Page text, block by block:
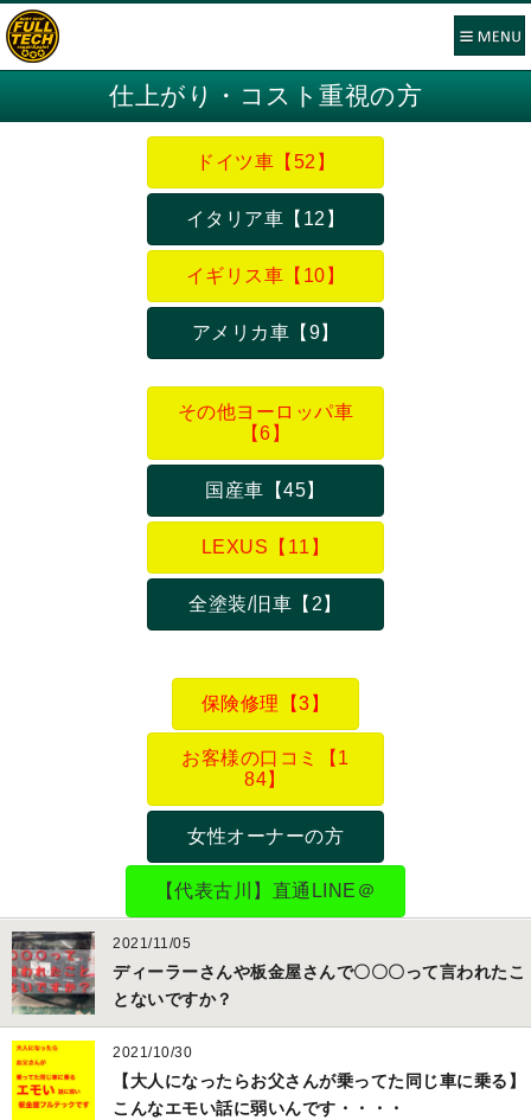
仕上がり・コスト重視の方
ドイツ車【52】
イタリア車【12】
イギリス車【10】
アメリカ車【9】
その他ヨーロッパ車
【6】
国産車【45】
LEXUS【11】
全塗装/旧車【2】
保険修理【3】
お客様の口コミ【1
84】
女性オーナーの方
【代表古川】直通LINE＠
2021/11/05
ディーラーさんや板金屋さんで〇〇〇って言われたこ
とないですか？
2021/10/30
【大人になったらお父さんが乗ってた同じ車に乗る】
こんなエモい話に弱いんです・・・・